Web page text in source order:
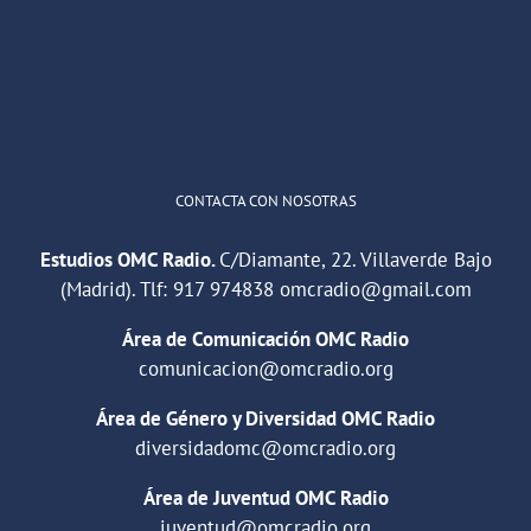
CONTACTA CON NOSOTRAS
Estudios OMC Radio.C/Diamante, 22. Villaverde Bajo
(Madrid). Tlf: 917 974838 omcradio@gmail.com
Área de Comunicación OMC Radio
comunicacion@omcradio.org
Área de Género y Diversidad OMC Radio
diversidadomc@omcradio.org
Área de Juventud OMC Radio